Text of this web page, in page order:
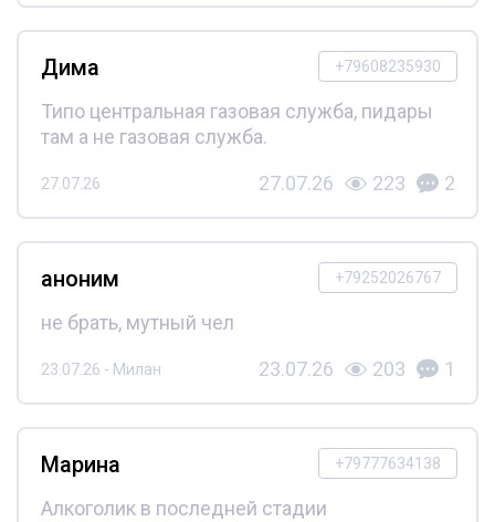
+79608235930
Дима
Типо центральная газовая служба, пидары
там а не газовая служба.
27.07.26 27.07.26 223 2
+79252026767
аноним
не брать, мутный чел
23.07.26 - Милан 23.07.26 203 1
+79777634138
Марина
Алкоголик в последней стадии